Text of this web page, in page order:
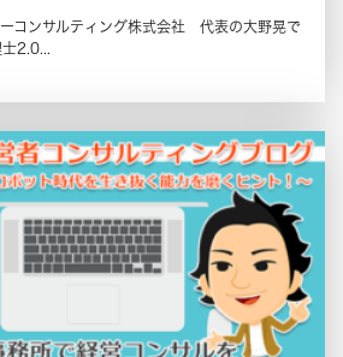
コンサルティング株式会社 代表の大野晃で
2.0...